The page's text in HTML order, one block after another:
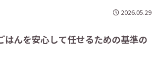
2026.05.29